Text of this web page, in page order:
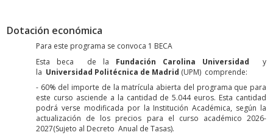
Dotación económica
Para este programa se convoca 1 BECA
Esta beca de la Fundación Carolina Universidad
y
la Universidad Politécnica de Madrid (UPM) comprende:
- 60% del importe de la matrícula abierta del programa que para
este curso asciende a la cantidad de 5.044 euros. Esta cantidad
podrá verse modificada por la Institución Académica, según la
actualización de los precios para el curso académico 2026-
2027(Sujeto al Decreto Anual de Tasas).